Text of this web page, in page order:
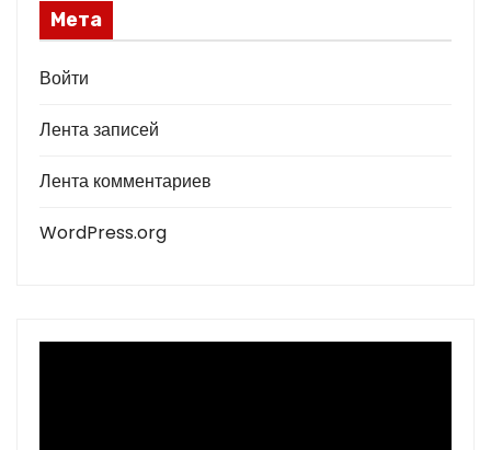
Мета
Войти
Лента записей
Лента комментариев
WordPress.org